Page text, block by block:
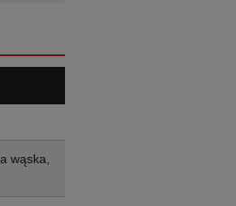
wąska,